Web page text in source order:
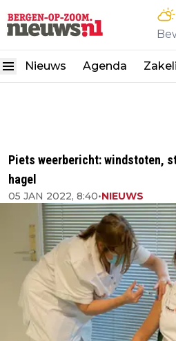
Nieuws Agenda
Piets weerbericht: windstoten,
hagel
05 JAN 2022, 8:40•NIEUWS